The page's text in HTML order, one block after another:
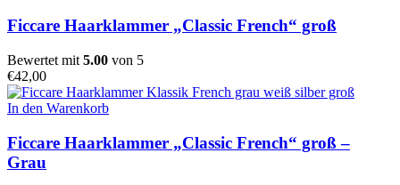
Ficcare Haarklammer „Classic French“ groß
Bewertet mit 5.00 von 5
€42,00
In den Warenkorb
Ficcare Haarklammer „Classic French“ groß –
Grau